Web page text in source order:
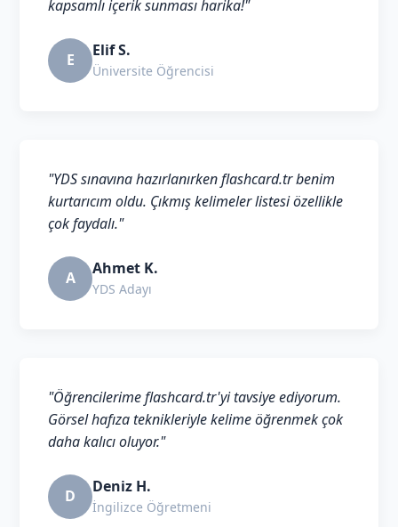
kapsamlı içerik sunması harika!"
E Elif S.
Üniversite Öğrencisi
"YDS sınavına hazırlanırken flashcard.tr benim
kurtarıcım oldu. Çıkmış kelimeler listesi özellikle
çok faydalı."
A Ahmet K.
YDS Adayı
"Öğrencilerime flashcard.tr'yi tavsiye ediyorum.
Görsel hafıza teknikleriyle kelime öğrenmek çok
daha kalıcı oluyor."
D Deniz H.
İngilizce Öğretmeni